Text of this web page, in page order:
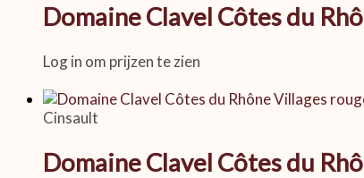
Domaine Clavel Côtes du
Log in om prijzen te zien
Cinsault
Domaine Clavel Côtes du